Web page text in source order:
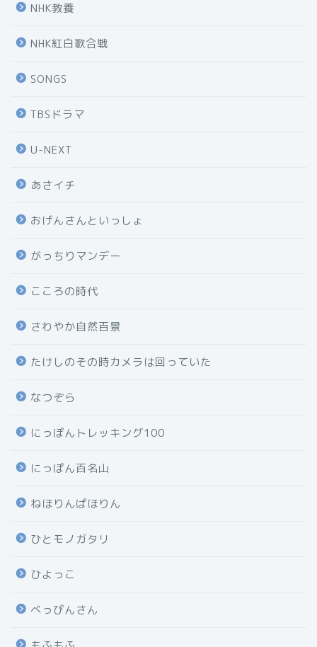
NHK教養
NHK紅白歌合戦
SONGS
TBSドラマ
U-NEXT
あさイチ
おげんさんといっしょ
がっちりマンデー
こころの時代
さわやか自然百景
たけしのその時カメラは回っていた
なつぞら
にっぽんトレッキング100
にっぽん百名山
ねほりんぱほりん
ひとモノガタリ
ひよっこ
べっぴんさん